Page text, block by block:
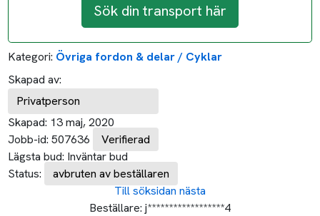
Sök din transport här
Kategori: Övriga fordon & delar / Cyklar
Skapad av:
Privatperson
Skapad: 13 maj, 2020
Jobb-id: 507636
Verifierad
Lägsta bud: Inväntar bud
Status:
avbruten av beställaren
Till söksidan nästa
Beställare: j******************4